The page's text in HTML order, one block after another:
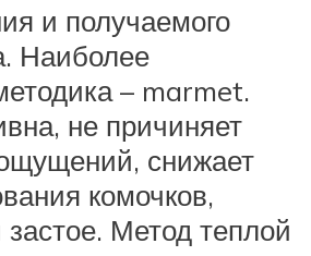
и получаемого
Наиболее
– marmet.
не причиняет
снижает
комочков,
застое. Метод теплой